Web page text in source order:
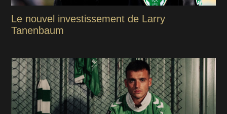
Le nouvel investissement de Larry
Tanenbaum